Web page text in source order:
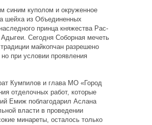
синим куполом и окруженное
шейха из Объединенных
принца княжества Рас-
Сегодня Соборная мечеть
майкопчан разрешено
при условии проявления
Кумпилов и глава МО «Город
отделочных работ, которые
Емиж поблагодарил Аслана
власти в проведении
минареты, осталось только